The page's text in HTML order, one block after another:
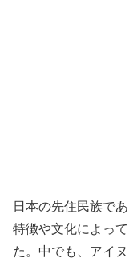
日本の先住民族で
特徴や文化によっ
た。中でも、アイ